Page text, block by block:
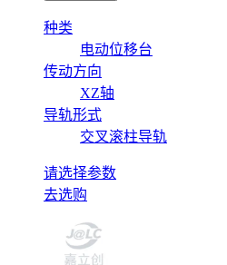
种类
电动位移台
传动方向
XZ轴
导轨形式
交叉滚柱导轨
请选择参数
去选购